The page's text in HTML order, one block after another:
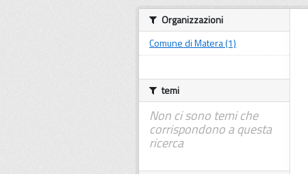
Organizzazioni
Comune di Matera (1)
temi
Non ci sono temi che
corrispondono a questa
ricerca